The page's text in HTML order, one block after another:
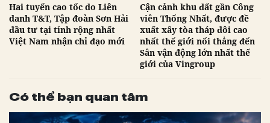
Hai tuyến cao tốc do Liên
danh T&T, Tập đoàn Sơn Hải
đầu tư tại tỉnh rộng nhất
Việt Nam nhận chỉ đạo mới
Cận cảnh khu đất gần Công
viên Thống Nhất, được đề
xuất xây tòa tháp đôi cao
nhất thế giới nối thẳng đến
Sân vận động lớn nhất thế
giới của Vingroup
Có thể bạn quan tâm